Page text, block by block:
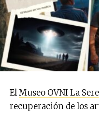
ElMuseo OVNI La
recuperación de los